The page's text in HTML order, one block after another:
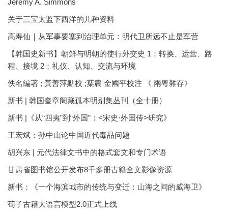
Jeremy A. Simmons
关于三宝太监下西洋的几种资料
高寿仙｜从军事要塞到治理单元：明代卫所远不止是军营
【韩国史新书】朝鲜与明朝的使行外交史 1：转换、运营、路
程、接境 2：礼仪、认知、交流与环境
佚名編著 ; 黃善萍點校 ;葉農 金國平校注 《 兩粵雜存》
新书 | 韩国奎章阁藏孤本明别集丛刊（全十册）
新书 |《从“四夷”到“外国”：<宋史·外国传>研究》
王宏斌：孙中山论中国近代毒品问题
胡兴东 | 元代法律文书中的格式套文和专门术语
甘肃省图书馆公开发布8千多册古籍全文影像资源
新书：《一个海滨城市的传统与变迁：山海之间的威海卫》
荀子古籍大语言模型2.0正式上线